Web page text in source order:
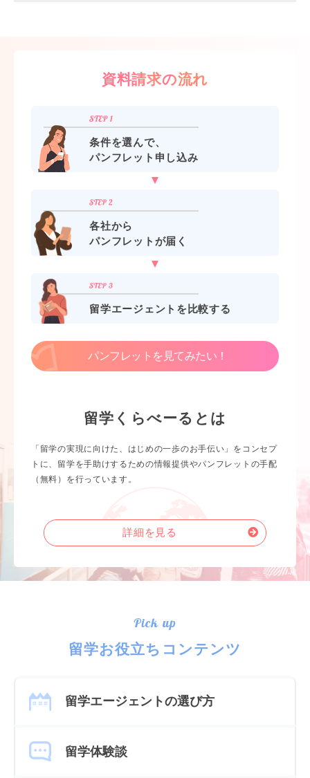
資料請求の流れ
条件を選んで、
パンフレット申し込み
各社から
パンフレットが届く
留学エージェントを比較する
パンフレットを見てみたい！
留学くらべーるとは
「留学の実現に向けた、はじめの一歩のお手伝い」をコンセプ
トに、留学を手助けするための情報提供やパンフレットの手配
（無料）を行っています。
詳細を見る
Pick up
留学お役立ちコンテンツ
留学エージェントの選び方
留学体験談